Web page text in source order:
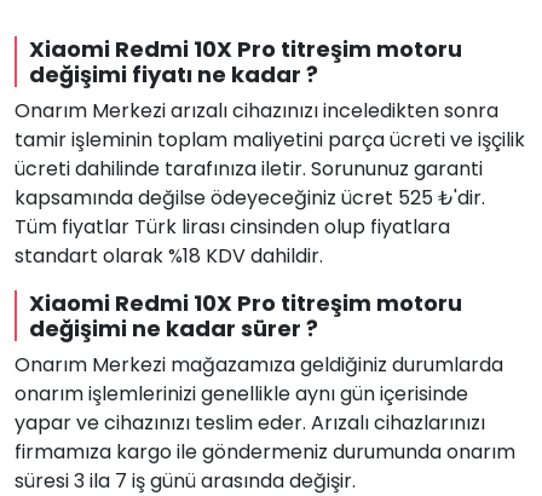
Xiaomi Redmi 10X Pro titreşim motoru
değişimi fiyatı ne kadar ?
Onarım Merkezi arızalı cihazınızı inceledikten sonra
tamir işleminin toplam maliyetini parça ücreti ve işçilik
ücreti dahilinde tarafınıza iletir. Sorununuz garanti
kapsamında değilse ödeyeceğiniz ücret 525 ₺'dir.
Tüm fiyatlar Türk lirası cinsinden olup fiyatlara
standart olarak %18 KDV dahildir.
Xiaomi Redmi 10X Pro titreşim motoru
değişimi ne kadar sürer ?
Onarım Merkezi mağazamıza geldiğiniz durumlarda
onarım işlemlerinizi genellikle aynı gün içerisinde
yapar ve cihazınızı teslim eder. Arızalı cihazlarınızı
firmamıza kargo ile göndermeniz durumunda onarım
süresi 3 ila 7 iş günü arasında değişir.